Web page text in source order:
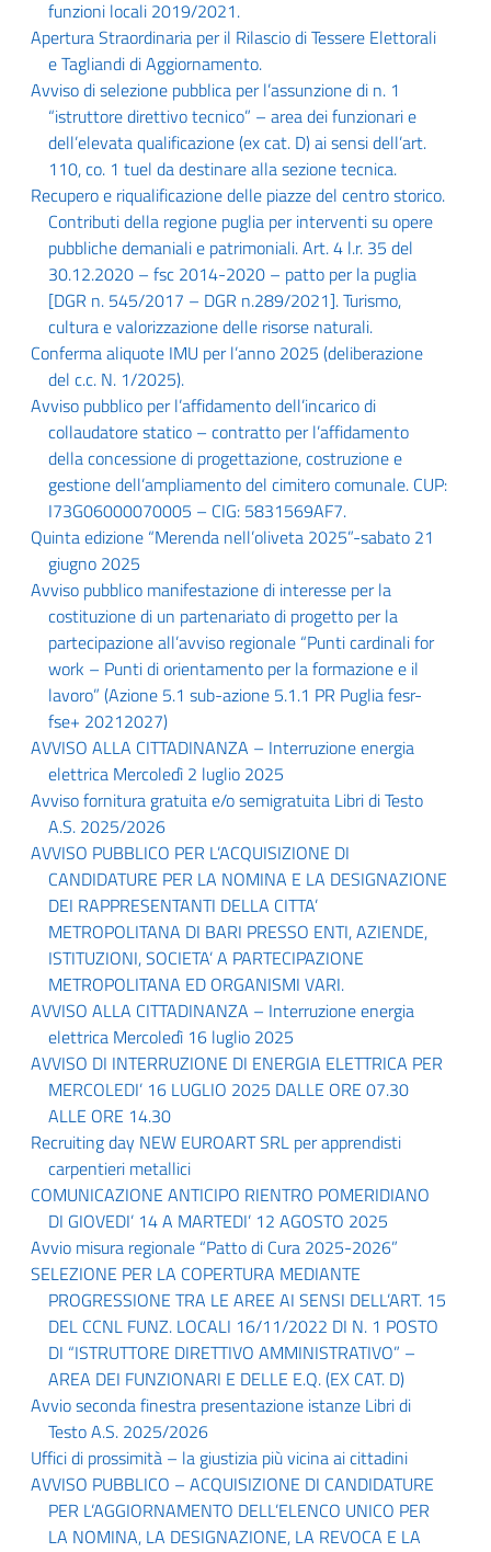
funzioni locali 2019/2021.
Apertura Straordinaria per il Rilascio di Tessere Elettorali
e Tagliandi di Aggiornamento.
Avviso di selezione pubblica per l’assunzione di n. 1
“istruttore direttivo tecnico” – area dei funzionari e
dell’elevata qualificazione (ex cat. D) ai sensi dell’art.
110, co. 1 tuel da destinare alla sezione tecnica.
Recupero e riqualificazione delle piazze del centro storico.
Contributi della regione puglia per interventi su opere
pubbliche demaniali e patrimoniali. Art. 4 l.r. 35 del
30.12.2020 – fsc 2014-2020 – patto per la puglia
[DGR n. 545/2017 – DGR n.289/2021]. Turismo,
cultura e valorizzazione delle risorse naturali.
Conferma aliquote IMU per l’anno 2025 (deliberazione
del c.c. N. 1/2025).
Avviso pubblico per l’affidamento dell’incarico di
collaudatore statico – contratto per l’affidamento
della concessione di progettazione, costruzione e
gestione dell’ampliamento del cimitero comunale. CUP:
I73G06000070005 – CIG: 5831569AF7.
Quinta edizione “Merenda nell’oliveta 2025”-sabato 21
giugno 2025
Avviso pubblico manifestazione di interesse per la
costituzione di un partenariato di progetto per la
partecipazione all’avviso regionale “Punti cardinali for
work – Punti di orientamento per la formazione e il
lavoro” (Azione 5.1 sub-azione 5.1.1 PR Puglia fesr-
fse+ 20212027)
AVVISO ALLA CITTADINANZA – Interruzione energia
elettrica Mercoledì 2 luglio 2025
Avviso fornitura gratuita e/o semigratuita Libri di Testo
A.S. 2025/2026
AVVISO PUBBLICO PER L’ACQUISIZIONE DI
CANDIDATURE PER LA NOMINA E LA DESIGNAZIONE
DEI RAPPRESENTANTI DELLA CITTA’
METROPOLITANA DI BARI PRESSO ENTI, AZIENDE,
ISTITUZIONI, SOCIETA’ A PARTECIPAZIONE
METROPOLITANA ED ORGANISMI VARI.
AVVISO ALLA CITTADINANZA – Interruzione energia
elettrica Mercoledì 16 luglio 2025
AVVISO DI INTERRUZIONE DI ENERGIA ELETTRICA PER
MERCOLEDI’ 16 LUGLIO 2025 DALLE ORE 07.30
ALLE ORE 14.30
Recruiting day NEW EUROART SRL per apprendisti
carpentieri metallici
COMUNICAZIONE ANTICIPO RIENTRO POMERIDIANO
DI GIOVEDI’ 14 A MARTEDI’ 12 AGOSTO 2025
Avvio misura regionale “Patto di Cura 2025-2026”
SELEZIONE PER LA COPERTURA MEDIANTE
PROGRESSIONE TRA LE AREE AI SENSI DELL’ART. 15
DEL CCNL FUNZ. LOCALI 16/11/2022 DI N. 1 POSTO
DI “ISTRUTTORE DIRETTIVO AMMINISTRATIVO” –
AREA DEI FUNZIONARI E DELLE E.Q. (EX CAT. D)
Avvio seconda finestra presentazione istanze Libri di
Testo A.S. 2025/2026
Uffici di prossimità – la giustizia più vicina ai cittadini
AVVISO PUBBLICO – ACQUISIZIONE DI CANDIDATURE
PER L’AGGIORNAMENTO DELL’ELENCO UNICO PER
LA NOMINA, LA DESIGNAZIONE, LA REVOCA E LA